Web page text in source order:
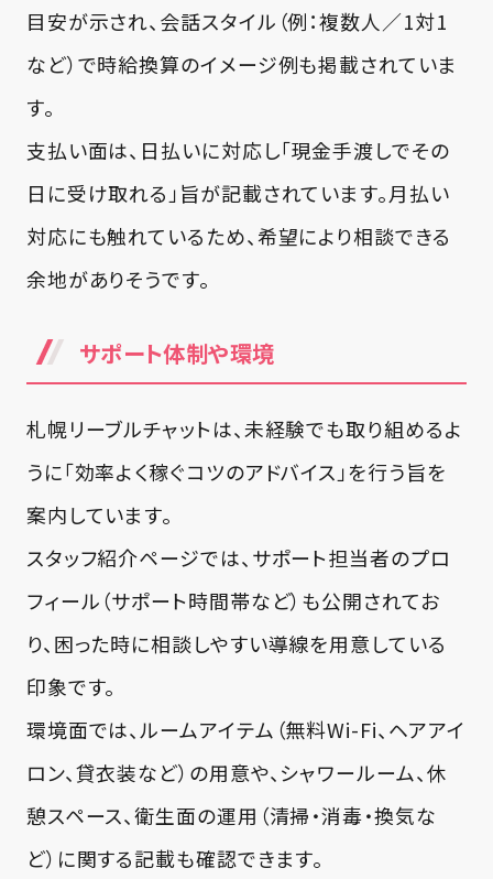
目安が示され、会話スタイル（例：複数人／1対1
など）で時給換算のイメージ例も掲載されていま
す。
支払い面は、日払いに対応し「現金手渡しでその
日に受け取れる」旨が記載されています。月払い
対応にも触れているため、希望により相談できる
余地がありそうです。
サポート体制や環境
札幌リーブルチャットは、未経験でも取り組めるよ
うに「効率よく稼ぐコツのアドバイス」を行う旨を
案内しています。
スタッフ紹介ページでは、サポート担当者のプロ
フィール（サポート時間帯など）も公開されてお
り、困った時に相談しやすい導線を用意している
印象です。
環境面では、ルームアイテム（無料Wi-Fi、ヘアアイ
ロン、貸衣装など）の用意や、シャワールーム、休
憩スペース、衛生面の運用（清掃・消毒・換気な
ど）に関する記載も確認できます。